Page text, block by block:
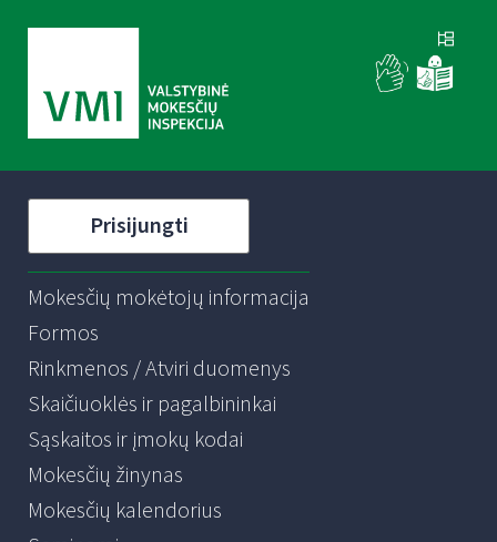
Prisijungti
Mokesčių mokėtojų informacija
Formos
Rinkmenos / Atviri duomenys
Skaičiuoklės ir pagalbininkai
Sąskaitos ir įmokų kodai
Mokesčių žinynas
Mokesčių kalendorius